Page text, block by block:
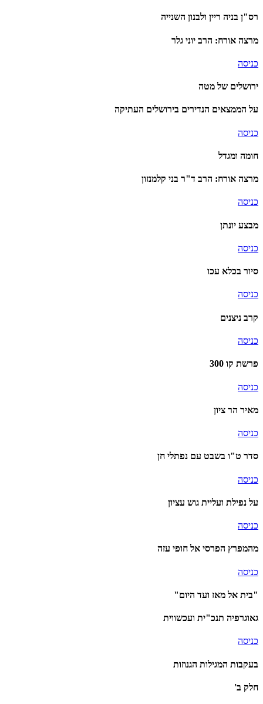
רס"ן בניה ריין ולבנון השנייה
מרצה אורח: הרב יוני גלר
כניסה
ירושלים של מטה
על הממצאים הנדירים בירושלים העתיקה
כניסה
חומה ומגדל
מרצה אורח: הרב ד"ר בני קלמנזון
כניסה
מבצע יונתן
כניסה
סיור בכלא עכו
כניסה
קרב ניצנים
כניסה
פרשת קו 300
כניסה
מאיר הר ציון
כניסה
סדר ט"ו בשבט עם נפתלי חן
כניסה
על נפילת ועליית גוש עציון
כניסה
מהמפרץ הפרסי אל חופי עזה
כניסה
"בית אל מאז ועד היום"
גאוגרפיה תנכ"ית ועכשווית
כניסה
בעקבות המגילות הגנוזות
חלק ב'